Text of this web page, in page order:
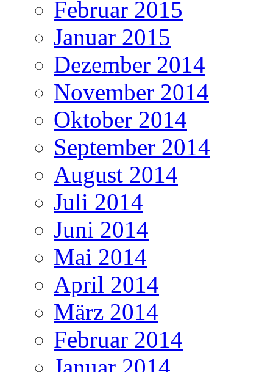
Februar 2015
Januar 2015
Dezember 2014
November 2014
Oktober 2014
September 2014
August 2014
Juli 2014
Juni 2014
Mai 2014
April 2014
März 2014
Februar 2014